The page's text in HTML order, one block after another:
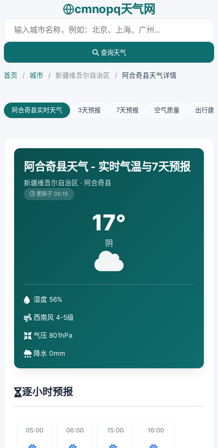
cmnopq天气网
查询天气
首页 / 城市 / 新疆维吾尔自治区 / 阿合奇县天气详情
阿合奇县实时天气 3天预报 7天预报 空气质量 出行建
阿合奇县天气 - 实时气温与7天预报
新疆维吾尔自治区 · 阿合奇县
更新于 05:15
17°
阴
湿度 56%
西南风 4-5级
气压 801hPa
降水 0mm
逐小时预报
05:00 06:00 15:00 16:00